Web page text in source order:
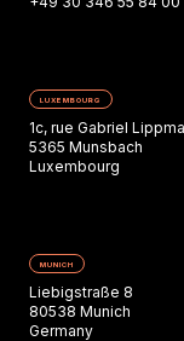
LUXEMBOURG
1c, rue Gabriel
5365 Munsbach
Luxembourg
MUNICH
Liebigstraße 8
80538 Munich
Germany